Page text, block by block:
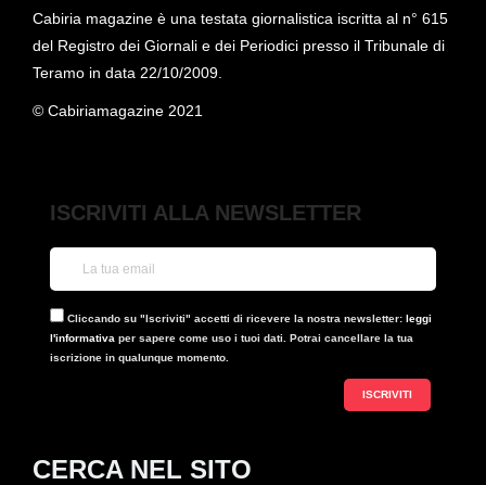
Cabiria magazine è una testata giornalistica iscritta al n° 615
del Registro dei Giornali e dei Periodici presso il Tribunale di
Teramo in data 22/10/2009.
© Cabiriamagazine 2021
ISCRIVITI ALLA NEWSLETTER
Cliccando su "Iscriviti" accetti di ricevere la nostra newsletter: leggi
l'informativa per sapere come uso i tuoi dati. Potrai cancellare la tua
iscrizione in qualunque momento.
CERCA NEL SITO